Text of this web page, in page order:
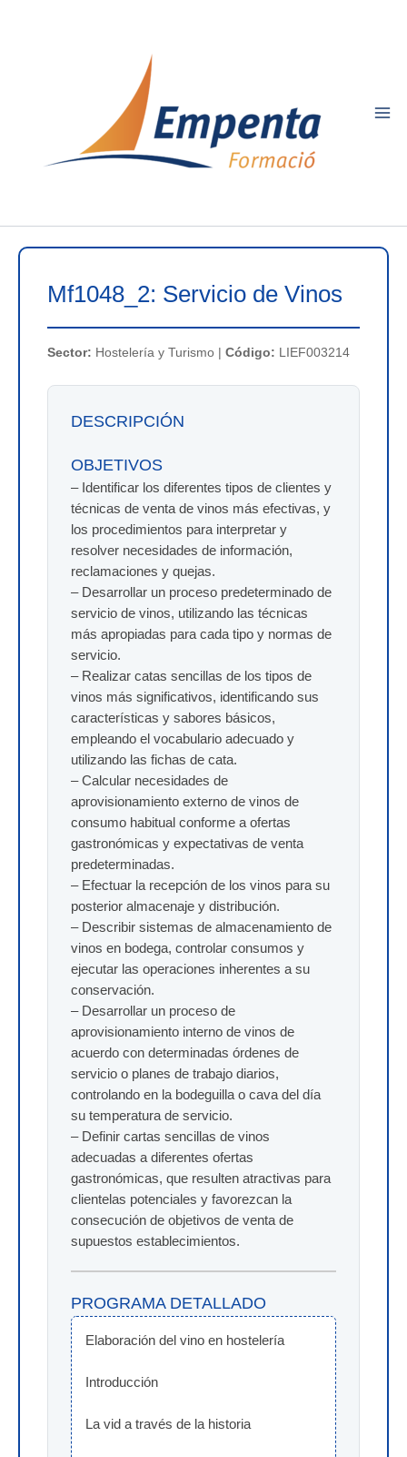
Mf1048_2: Servicio de Vinos
Sector: Hostelería y Turismo | Código: LIEF003214
DESCRIPCIÓN
OBJETIVOS
– Identificar los diferentes tipos de clientes y
técnicas de venta de vinos más efectivas, y
los procedimientos para interpretar y
resolver necesidades de información,
reclamaciones y quejas.
– Desarrollar un proceso predeterminado de
servicio de vinos, utilizando las técnicas
más apropiadas para cada tipo y normas de
servicio.
– Realizar catas sencillas de los tipos de
vinos más significativos, identificando sus
características y sabores básicos,
empleando el vocabulario adecuado y
utilizando las fichas de cata.
– Calcular necesidades de
aprovisionamiento externo de vinos de
consumo habitual conforme a ofertas
gastronómicas y expectativas de venta
predeterminadas.
– Efectuar la recepción de los vinos para su
posterior almacenaje y distribución.
– Describir sistemas de almacenamiento de
vinos en bodega, controlar consumos y
ejecutar las operaciones inherentes a su
conservación.
– Desarrollar un proceso de
aprovisionamiento interno de vinos de
acuerdo con determinadas órdenes de
servicio o planes de trabajo diarios,
controlando en la bodeguilla o cava del día
su temperatura de servicio.
– Definir cartas sencillas de vinos
adecuadas a diferentes ofertas
gastronómicas, que resulten atractivas para
clientelas potenciales y favorezcan la
consecución de objetivos de venta de
supuestos establecimientos.
PROGRAMA DETALLADO
Elaboración del vino en hostelería
Introducción
La vid a través de la historia